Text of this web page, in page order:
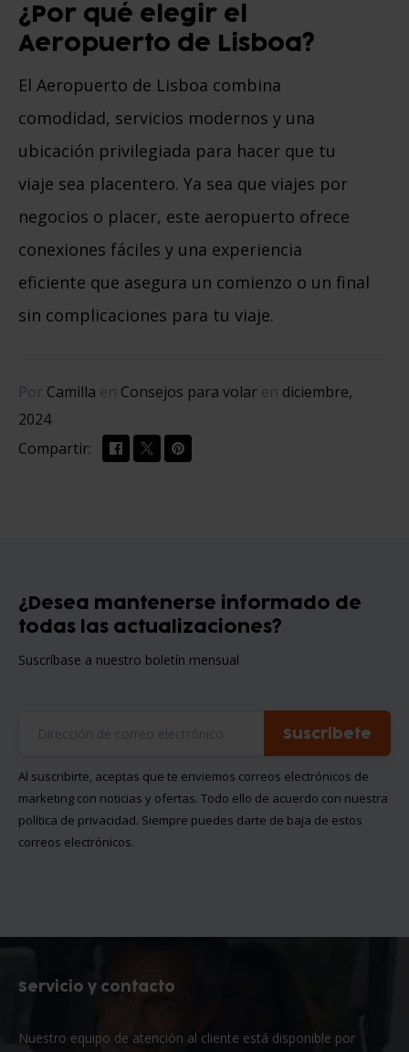
¿Por qué elegir el
Aeropuerto de Lisboa?
El Aeropuerto de Lisboa combina
comodidad, servicios modernos y una
ubicación privilegiada para hacer que tu
viaje sea placentero. Ya sea que viajes por
negocios o placer, este aeropuerto ofrece
conexiones fáciles y una experiencia
eficiente que asegura un comienzo o un final
sin complicaciones para tu viaje.
Por Camilla en Consejos para volar en diciembre,
2024
Compartir:
¿Desea mantenerse informado de
todas las actualizaciones?
Suscríbase a nuestro boletín mensual
Suscríbete
Al suscribirte, aceptas que te enviemos correos electrónicos de
marketing con noticias y ofertas. Todo ello de acuerdo con nuestra
política de privacidad. Siempre puedes darte de baja de estos
correos electrónicos.
Servicio y contacto
Nuestro equipo de atención al cliente está disponible por